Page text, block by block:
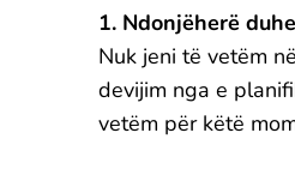
1. Ndonjëherë
Nuk jeni të vetëm
devijim nga e
vetëm për këtë